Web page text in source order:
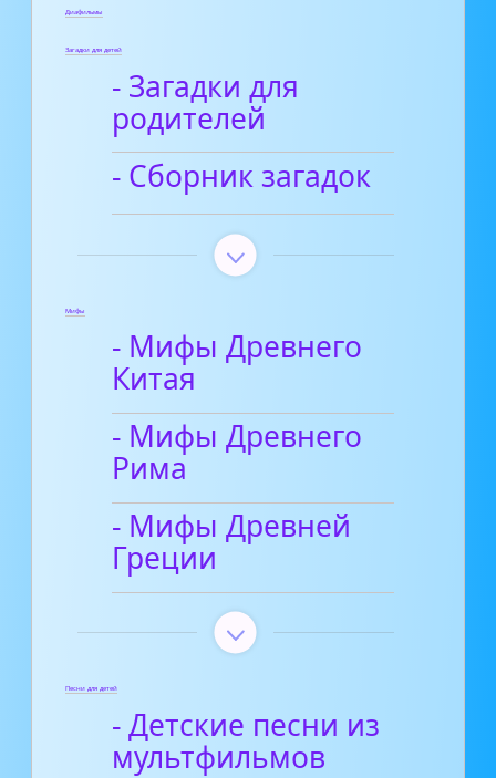
Диафильмы
Загадки для детей
- Загадки для
родителей
- Сборник загадок
Мифы
- Мифы Древнего
Китая
- Мифы Древнего
Рима
- Мифы Древней
Греции
Песни для детей
- Детские песни из
мультфильмов